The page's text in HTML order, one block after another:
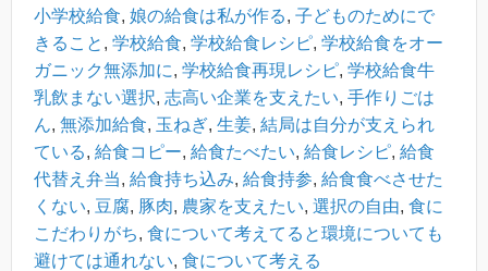
小学校給食, 娘の給食は私が作る, 子どものためにで
きること , 学校給食, 学校給食レシピ, 学校給食をオー
ガニック無添加に, 学校給食再現レシピ, 学校給食牛
乳飲まない選択, 志高い企業を支えたい, 手作りごは
ん, 無添加給食, 玉ねぎ, 生姜, 結局は自分が支えられ
ている, 給食コピー, 給食たべたい, 給食レシピ, 給食
代替え弁当, 給食持ち込み, 給食持参, 給食食べさせた
くない, 豆腐, 豚肉, 農家を支えたい, 選択の自由, 食に
こだわりがち, 食について考えてると環境についても
避けては通れない, 食について考える